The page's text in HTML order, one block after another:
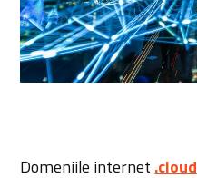
Domeniile internet .cloud